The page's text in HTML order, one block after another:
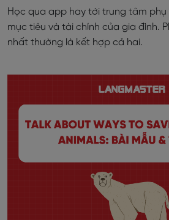
Học qua app hay tới trung tâm
mục tiêu và tài chính của gia đình.
nhất thường là kết hợp cả hai.